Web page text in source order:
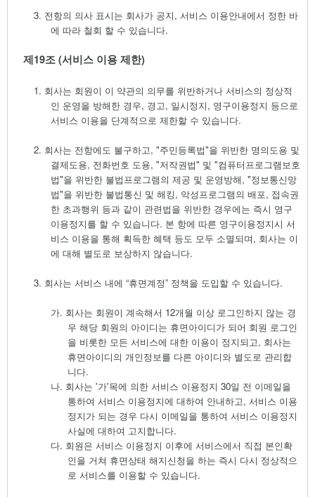
3. 전항의 의사 표시는 회사가 공지, 서비스 이용안내에서 정한 바
에 따라 철회 할 수 있습니다.
제19조(서비스 이용 제한)
1. 회사는 회원이 이 약관의 의무를 위반하거나 서비스의 정상적
인 운영을 방해한 경우, 경고, 일시정지, 영구이용정지 등으로
서비스 이용을 단계적으로 제한할 수 있습니다.
2. 회사는 전항에도 불구하고, "주민등록법"을 위반한 명의도용 및
결제도용, 전화번호 도용, "저작권법" 및 "컴퓨터프로그램보호
법"을 위반한 불법프로그램의 제공 및 운영방해, "정보통신망
법"을 위반한 불법통신 및 해킹, 악성프로그램의 배포, 접속권
한 초과행위 등과 같이 관련법을 위반한 경우에는 즉시 영구
이용정지를 할 수 있습니다. 본 항에 따른 영구이용정지시 서
비스 이용을 통해 획득한 혜택 등도 모두 소멸되며, 회사는 이
에 대해 별도로 보상하지 않습니다.
3. 회사는 서비스 내에 “휴면계정” 정책을 도입할 수 있습니다.
가. 회사는 회원이 계속해서 12개월 이상 로그인하지 않는 경
우 해당 회원의 아이디는 휴면아이디가 되어 회원 로그인
을 비롯한 모든 서비스에 대한 이용이 정지되고, 회사는
휴면아이디의 개인정보를 다른 아이디와 별도로 관리합
니다.
나. 회사는 '가'목에 의한 서비스 이용정지 30일 전 이메일을
통하여 서비스 이용정지에 대하여 안내하고, 서비스 이용
정지가 되는 경우 다시 이메일을 통하여 서비스 이용정지
사실에 대하여 고지합니다.
다. 회원은 서비스 이용정지 이후에 서비스에서 직접 본인확
인을 거쳐 휴면상태 해지신청을 하는 즉시 다시 정상적으
로 서비스를 이용할 수 있습니다.